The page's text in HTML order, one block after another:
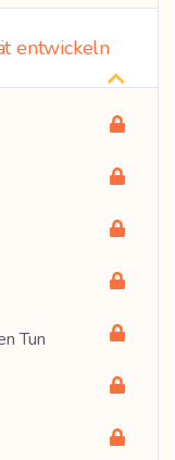
entwickeln
Tun